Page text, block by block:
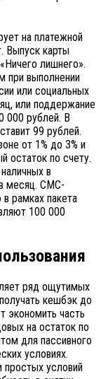
на платежной
Выпуск карты
лишнего».
при выполнении
или социальных
или поддержание
000 рублей. В
99 рублей.
от 1% до 3% и
остаток по счету.
в
месяц. СМС-
рамках пакета
100 000
ряд ощутимых
кешбэк до
экономить часть
на остаток по
для пассивного
условиях.
простых условий